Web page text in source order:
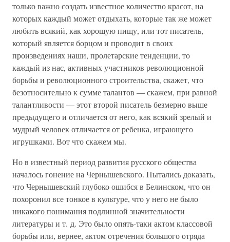
только важно создать известное количество красот, на
которых каждый может отдыхать, которые так же может
любить всякий, как хорошую пищу, или тот писатель,
который является борцом и проводит в своих
произведениях наши, пролетарские тенденции, то
каждый из нас, активных участников революционной
борьбы и революционного строительства, скажет, что
безотносительно к сумме талантов — скажем, при равной
талантливости — этот второй писатель безмерно выше
предыдущего и отличается от него, как всякий зрелый и
мудрый человек отличается от ребенка, играющего
игрушками. Вот что скажем мы.
Но в известный период развития русского общества
началось гонение на Чернышевского. Пытались доказать,
что Чернышевский глубоко ошибся в Белинском, что он
похоронил все тонкое в культуре, что у него не было
никакого понимания подлинной значительности
литературы и т. д. Это было опять-таки актом классовой
борьбы или, вернее, актом отречения большого отряда